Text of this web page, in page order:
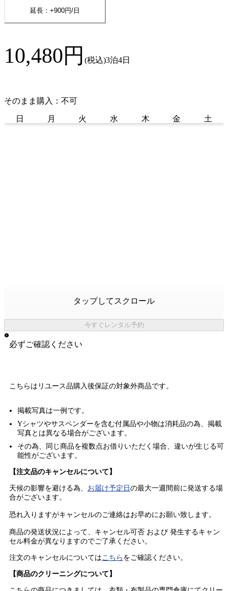
延長：+900円/日
10,480円 (税込)3泊4日
そのまま購入：不可
日 月 火 水 木 金 土
タップしてスクロール
今すぐレンタル予約
必ずご確認ください
こちらはリユース品購入後保証の対象外商品です。
掲載写真は一例です。
Yシャツやサスペンダーを含む付属品や小物は消耗品の為、掲載
写真とは異なる場合がございます。
その為、同じ商品を複数点お借りいただく場合、違いが生じる可
能性がございます。
【注文品のキャンセルについて】
天候の影響を避ける為、 お届け予定日 の最大一週間前に発送する場
合がございます。
恐れ入りますがキャンセルのご連絡はお早めにお願い致します。
商品の発送状況によって、キャンセル可否 および 発生するキャン
セル料金が異なりますのでご了承ください。
注文のキャンセルについてはこちら をご確認ください。
【商品のクリーニングについて】